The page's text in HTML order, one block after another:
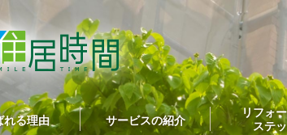
れる理由 サービスの紹介
リフォ
ステ